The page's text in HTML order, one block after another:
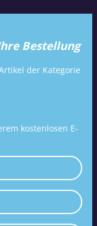
Bestellung
der Kategorie
kostenlosen E-